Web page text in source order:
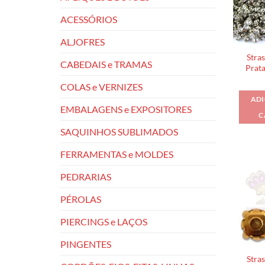
ACESSÓRIOS
ALJOFRES
CABEDAIS e TRAMAS
COLAS e VERNIZES
EMBALAGENS e EXPOSITORES
SAQUINHOS SUBLIMADOS
FERRAMENTAS e MOLDES
PEDRARIAS
PÉROLAS
PIERCINGS e LAÇOS
PINGENTES